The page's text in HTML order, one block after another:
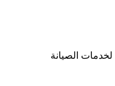
لخدمات الصيانة